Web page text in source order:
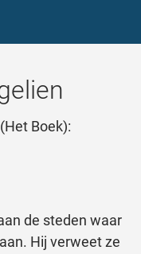
Boek):
de steden waar
Hij verweet ze